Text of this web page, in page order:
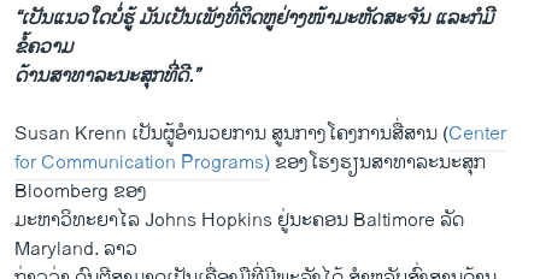
“​ເປັນ​ແນວ​ໃດ​ບໍ່​ຮູ້ ​ມັນ​ເປັນເພັງທີ່​ຕິດ​ຫູ​ຢ່າງ​ໜ້າ​ມະຫັດສະຈັນ ​ແລະ​ກໍ​ມີ​
ຂໍ້ຄວາມ
​ດ້ານ​ສາ​ທາ​ລະນະ​ສຸກ​ທີ່​ດີ.”
Susan Krenn ​ເປັນ​ຜູ້ອຳນວຍການ ສູນ​ກາງ​ໂຄງການ​ສື່ສານ​ (Center
for Communication Programs)ຂອງໂຮງຮຽນສາທາລະນະ​ສຸກ
Bloomberg ຂອງ
ມະຫາ​ວິ​ທະຍາ​ໄລ Johns Hopkins ຢູ່​ນະຄອນ Baltimore ລັດ​
Maryland. ລາ​ວ